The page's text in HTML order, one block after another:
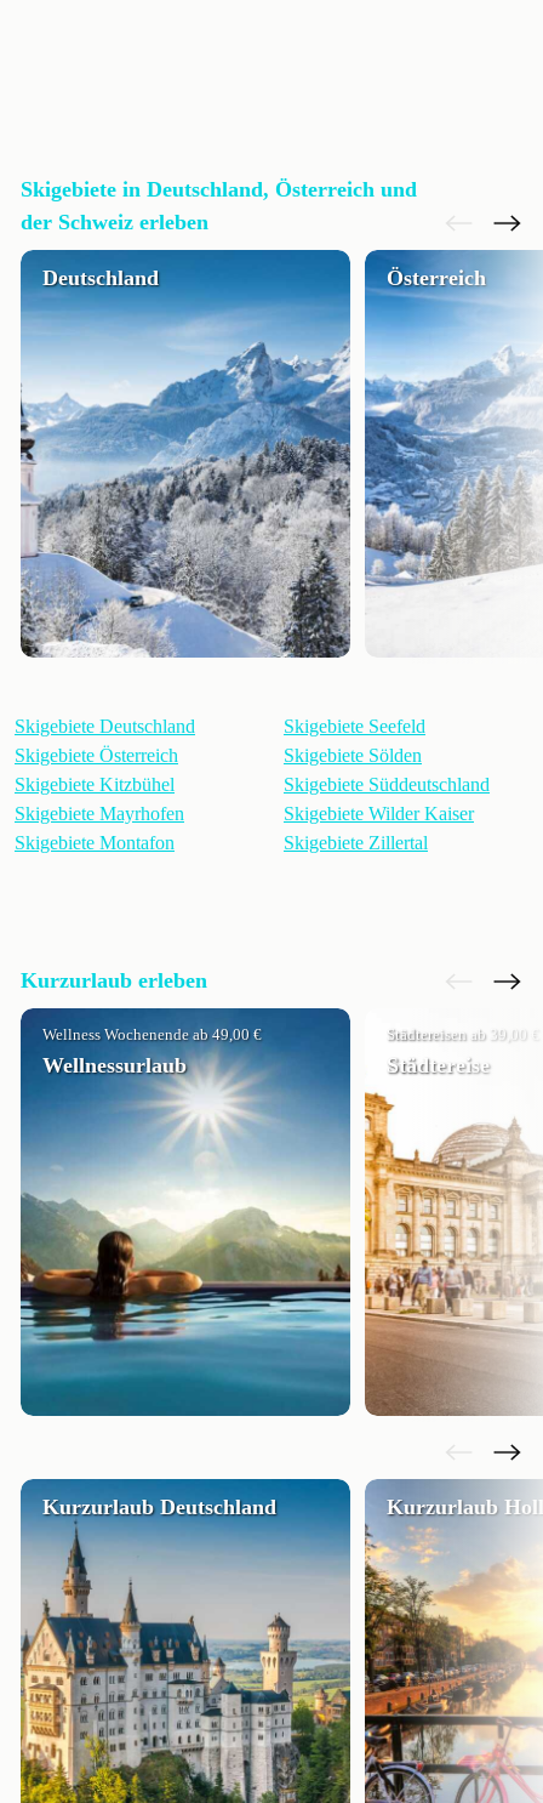
Skigebiete in Deutschland, Österreich und
der Schweiz erleben
Deutschland Österreich
Skigebiete Deutschland
Skigebiete Österreich
Skigebiete Kitzbühel
Skigebiete Mayrhofen
Skigebiete Montafon
Skigebiete Seefeld
Skigebiete Sölden
Skigebiete Süddeutschland
Skigebiete Wilder Kaiser
Skigebiete Zillertal
Kurzurlaub erleben
Wellness Wochenende ab 49,00 €
Wellnessurlaub
Städtereisen ab 39,00 €
Städtereise
Kurzurlaub Deutschland Kurzurlaub